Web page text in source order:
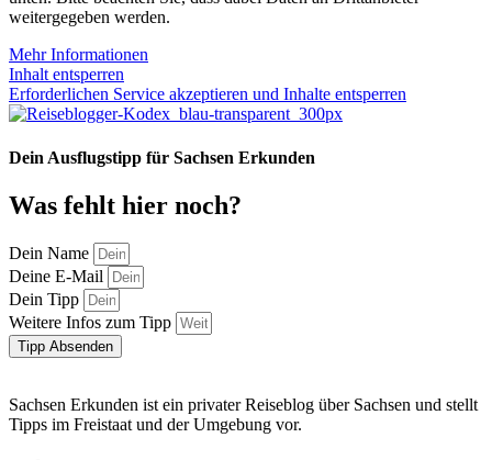
weitergegeben werden.
Mehr Informationen
Inhalt entsperren
Erforderlichen Service akzeptieren und Inhalte entsperren
Dein Ausflugstipp für Sachsen Erkunden
Was fehlt hier noch?
Dein Name
Deine E-Mail
Dein Tipp
Weitere Infos zum Tipp
Tipp Absenden
Sachsen Erkunden ist ein privater Reiseblog über Sachsen und stellt
Tipps im Freistaat und der Umgebung vor.